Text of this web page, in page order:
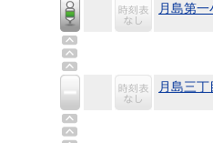
月島第
月島三丁